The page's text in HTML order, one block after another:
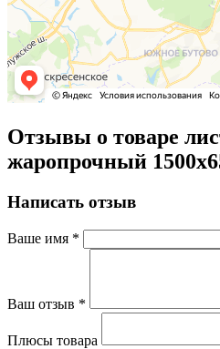
Отзывы о товаре
жаропрочный
Написать отзыв
Ваше имя *
Ваш отзыв *
Плюсы товара